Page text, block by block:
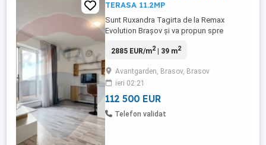
TERASA 11.2MP
Sunt Ruxandra Tagirta de la Remax
Evolution Brașov și va propun spre
panoramică, boxă la demisol – un
funcționalitate. Există locuințe care
impresionează prin dimensiuni și există
locuințe care cuceresc prin felul în care ...
2885 EUR/m2| 39 m2
Avantgarden, Brasov, Brasov
ieri 02:21
112 500 EUR
Telefon validat